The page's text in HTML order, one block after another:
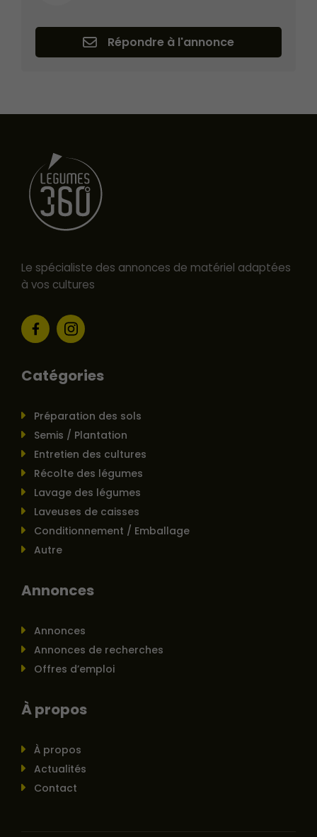
Répondre à l'annonce
Le spécialiste des annonces de matériel adaptées
à vos cultures
Catégories
Préparation des sols
Semis / Plantation
Entretien des cultures
Récolte des légumes
Lavage des légumes
Laveuses de caisses
Conditionnement / Emballage
Autre
Annonces
Annonces
Annonces de recherches
Offres d’emploi
À propos
À propos
Actualités
Contact